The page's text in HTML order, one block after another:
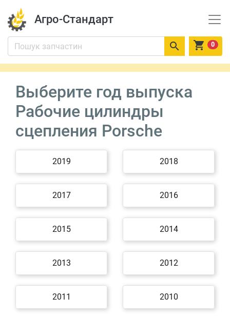
Агро-Стандарт
  0
Выберите год выпуска
Рабочие цилиндры
сцепления Porsche
2019 2018
2017 2016
2015 2014
2013 2012
2011 2010